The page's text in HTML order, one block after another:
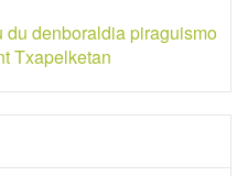
du denboraldia piraguismo
Txapelketan